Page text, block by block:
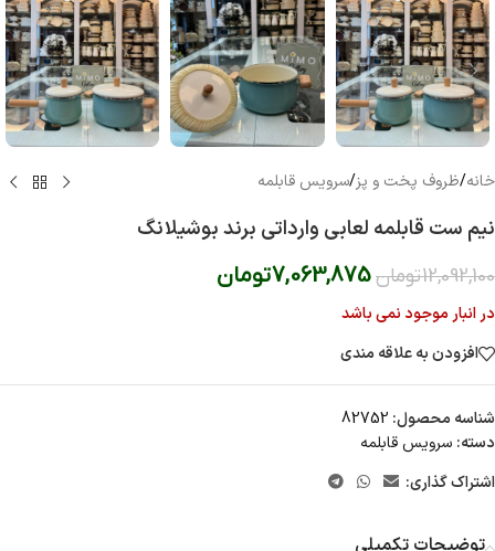
خانه/ظروف پخت و پز/سرویس قابلمه
نیم ست قابلمه لعابی وارداتی برند بوشیلانگ
12,092,100تومان 7,063,875تومان
در انبار موجود نمی باشد
افزودن به علاقه مندی
شناسه محصول: 82752
دسته: سرویس قابلمه
اشتراک گذاری: